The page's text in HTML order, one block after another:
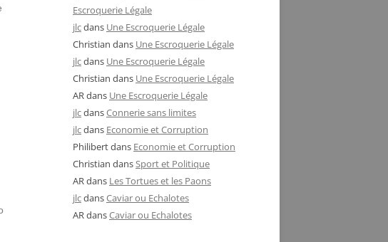
Escroquerie Légale
jlcdans Une Escroquerie Légale
Christian dans Une Escroquerie Légale
jlcdans Une Escroquerie Légale
Christian dans Une Escroquerie Légale
ARdans Une Escroquerie Légale
jlcdansConnerie sans limites
jlcdans Economie et Corruption
Philibertdans Economie et Corruption
Christian dansSport et Politique
ARdans Les Tortues et les Paons
jlcdansCaviar ou Echalotes
ARdansCaviar ou Echalotes